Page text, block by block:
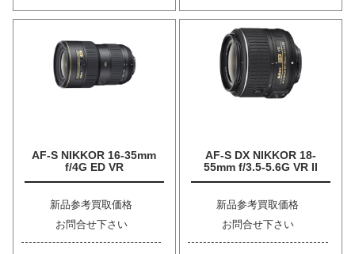
AF-S NIKKOR 16-35mm
f/4G ED VR
新品参考買取価格
お問合せ下さい
AF-S DX NIKKOR 18-
55mm f/3.5-5.6G VR II
新品参考買取価格
お問合せ下さい